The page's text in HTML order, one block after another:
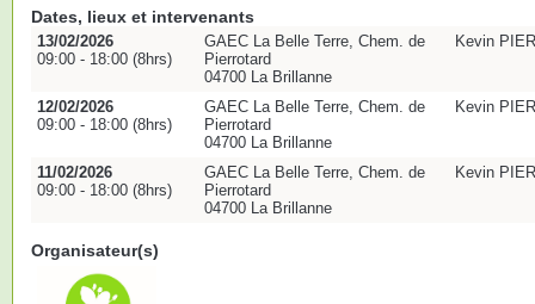
Dates, lieux et intervenants
13/02/2026
09:00 - 18:00 (8hrs)
GAEC La Belle Terre, Chem. de
Pierrotard
04700 La Brillanne
Kevin
12/02/2026
09:00 - 18:00 (8hrs)
GAEC La Belle Terre, Chem. de
Pierrotard
04700 La Brillanne
Kevin
11/02/2026
09:00 - 18:00 (8hrs)
GAEC La Belle Terre, Chem. de
Pierrotard
04700 La Brillanne
Kevin
Organisateur(s)